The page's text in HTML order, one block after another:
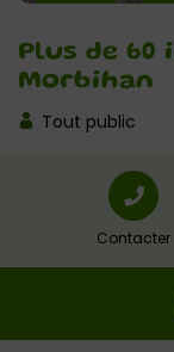
Plus de
Morbihan
Tout public
Contacter